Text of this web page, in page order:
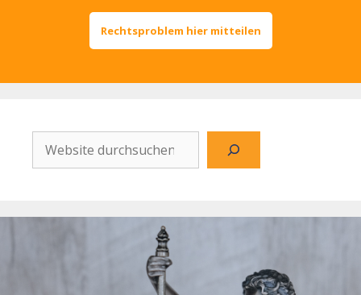
Rechtsproblem hier mitteilen
Website
durchsuchen